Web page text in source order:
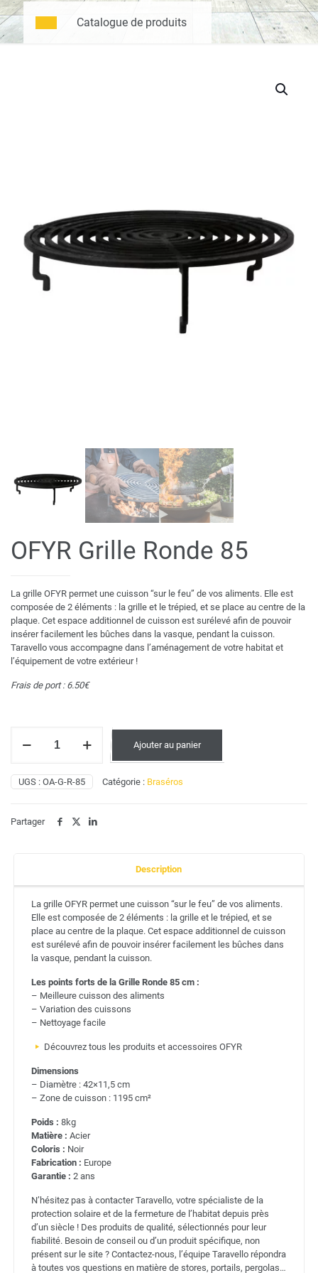
Catalogue de produits
OFYR Grille Ronde 85
La grille OFYR permet une cuisson “sur le feu” de vos aliments. Elle est
composée de 2 éléments : la grille et le trépied, et se place au centre de la
plaque. Cet espace additionnel de cuisson est surélevé afin de pouvoir
insérer facilement les bûches dans la vasque, pendant la cuisson.
Taravello vous accompagne dans l’aménagement de votre habitat et
l’équipement de votre extérieur !
Frais de port : 6.50€
Grille
Ronde
Ajouter au panier
UGS : OA-G-R-85 Catégorie : Braséros
Partager
Description
La grille OFYR permet une cuisson “sur le feu” de vos aliments.
Elle est composée de 2 éléments : la grille et le trépied, et se
place au centre de la plaque. Cet espace additionnel de cuisson
est surélevé afin de pouvoir insérer facilement les bûches dans
la vasque, pendant la cuisson.
Les points forts de la Grille Ronde 85 cm :
– Meilleure cuisson des aliments
– Variation des cuissons
– Nettoyage facile
Découvrez tous les produits et accessoires OFYR
Dimensions
– Diamètre : 42×11,5 cm
– Zone de cuisson : 1195 cm²
Poids : 8kg
Matière : Acier
Coloris : Noir
Fabrication : Europe
Garantie : 2 ans
N’hésitez pas à contacter Taravello, votre spécialiste de la
protection solaire et de la fermeture de l’habitat depuis près
d’un siècle ! Des produits de qualité, sélectionnés pour leur
fiabilité. Besoin de conseil ou d’un produit spécifique, non
présent sur le site ? Contactez-nous, l’équipe Taravello répondra
à toutes vos questions en matière de stores, portails, pergolas…